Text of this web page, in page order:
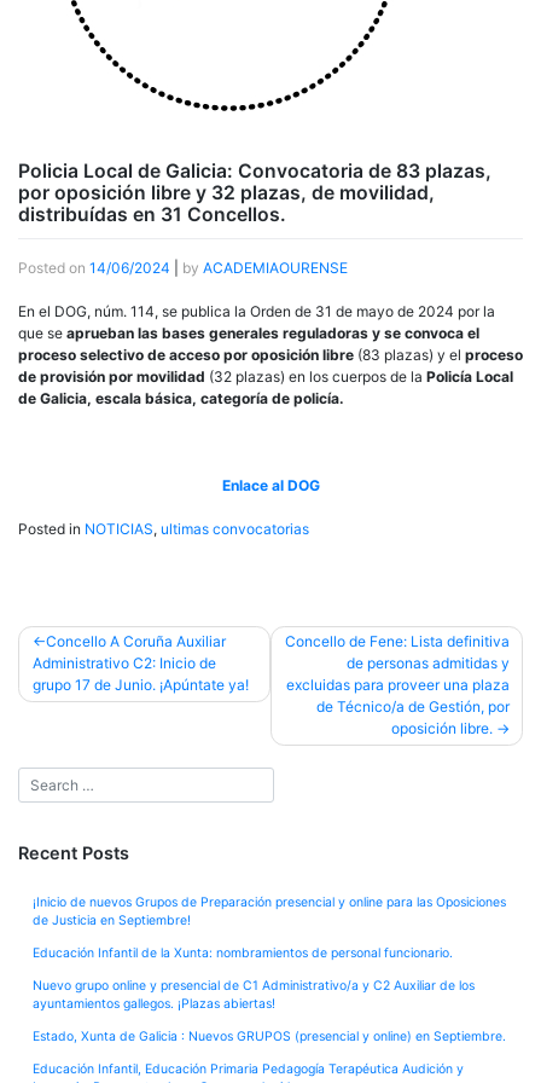
Policia Local de Galicia: Convocatoria de 83 plazas,
por oposición libre y 32 plazas, de movilidad,
distribuídas en 31 Concellos.
Posted on 14/06/2024 by ACADEMIAOURENSE
En el DOG, núm. 114, se publica la Orden de 31 de mayo de 2024 por la
que se aprueban las bases generales reguladoras y se convoca el
proceso selectivo de acceso por oposición libre (83 plazas) y el proceso
de provisión por movilidad (32 plazas) en los cuerpos de la Policía Local
de Galicia, escala básica, categoría de policía.
Enlace al DOG
Posted in NOTICIAS, ultimas convocatorias
Post
navigation
Concello A Coruña Auxiliar
Administrativo C2: Inicio de
grupo 17 de Junio. ¡Apúntate ya!
Concello de Fene: Lista definitiva
de personas admitidas y
excluidas para proveer una plaza
de Técnico/a de Gestión, por
oposición libre.
Recent Posts
¡Inicio de nuevos Grupos de Preparación presencial y online para las Oposiciones
de Justicia en Septiembre!
Educación Infantil de la Xunta: nombramientos de personal funcionario.
Nuevo grupo online y presencial de C1 Administrativo/a y C2 Auxiliar de los
ayuntamientos gallegos. ¡Plazas abiertas!
Estado, Xunta de Galicia : Nuevos GRUPOS (presencial y online) en Septiembre.
Educación Infantil, Educación Primaria Pedagogía Terapéutica Audición y